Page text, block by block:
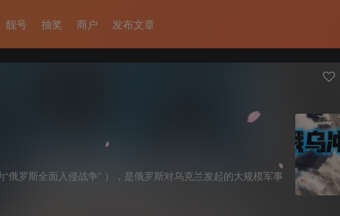
靓号 抽奖 商户 发布文章
俄罗斯全面入侵战争” ），是俄罗斯对乌克兰发起的大规模军事